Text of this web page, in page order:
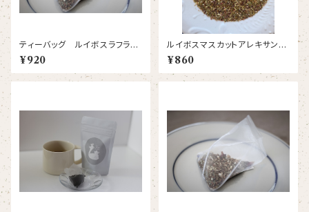
ティーバッグ ルイボスラフラン
ス
¥920
ルイボスマスカットアレキサンド
リア リーフ
¥860